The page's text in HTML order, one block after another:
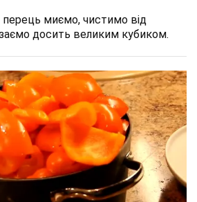
перець миємо, чистимо від
досить великим кубиком.